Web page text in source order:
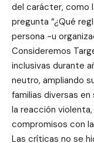
del carácter, como
pregunta “¿Qué
persona -u
Consideremos
inclusivas durante
neutro, ampliando
familias diversas en
la reacción
compromisos con
Las críticas no se